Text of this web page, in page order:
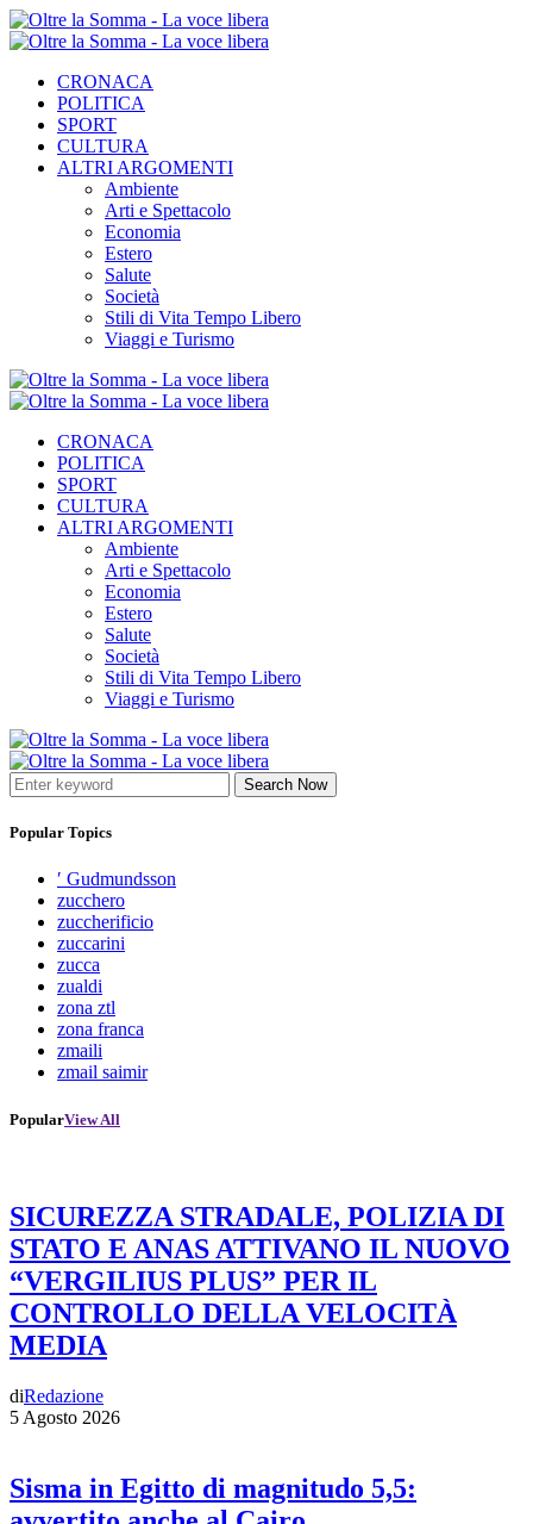
CRONACA
POLITICA
SPORT
CULTURA
ALTRI ARGOMENTI
Ambiente
Arti e Spettacolo
Economia
Estero
Salute
Società
Stili di Vita Tempo Libero
Viaggi e Turismo
CRONACA
POLITICA
SPORT
CULTURA
ALTRI ARGOMENTI
Ambiente
Arti e Spettacolo
Economia
Estero
Salute
Società
Stili di Vita Tempo Libero
Viaggi e Turismo
Search Now
Popular Topics
′ Gudmundsson
zucchero
zuccherificio
zuccarini
zucca
zualdi
zona ztl
zona franca
zmaili
zmail saimir
PopularView All
SICUREZZA STRADALE, POLIZIA DI
STATO E ANAS ATTIVANO IL NUOVO
“VERGILIUS PLUS” PER IL
CONTROLLO DELLA VELOCITÀ
MEDIA
diRedazione
5 Agosto 2026
Sisma in Egitto di magnitudo 5,5: